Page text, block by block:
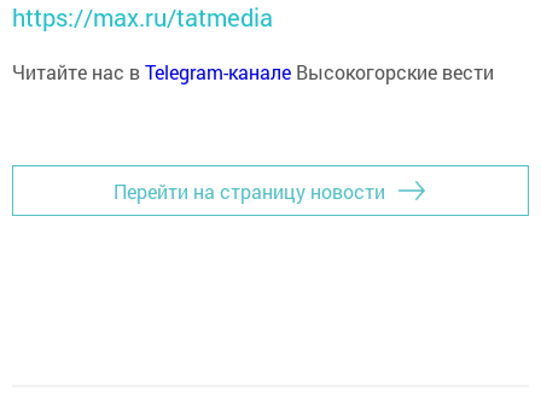
https://max.ru/tatmedia
Читайте нас вTelegram-канале Высокогорские вести
Перейти на страницу новости